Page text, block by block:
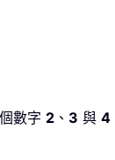
數字 2 、 3 與 4